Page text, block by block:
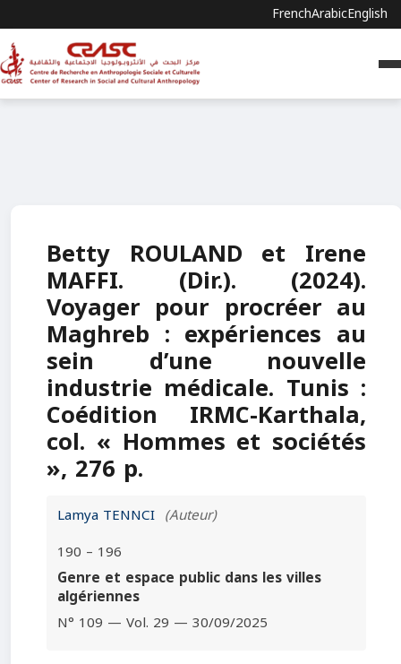
FrenchArabicEnglish
Betty ROULAND et Irene
MAFFI. (Dir.). (2024).
Voyager pour procréer au
Maghreb : expériences au
sein d’une nouvelle
industrie médicale. Tunis :
Coédition IRMC-Karthala,
col. « Hommes et sociétés
», 276 p.
Lamya TENNCI (Auteur)
190 – 196
Genre et espace public dans les villes
algériennes
N° 109 — Vol. 29 — 30/09/2025